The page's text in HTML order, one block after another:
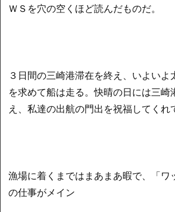
ＷＳを穴の空くほど読んだものだ。
３日間の三崎港滞在を終え、いよいよ
を求めて船は走る。快晴の日には三崎
え、私達の出航の門出を祝福してくれ
漁場に着くまではまあまあ暇で、「ワ
の仕事がメイン